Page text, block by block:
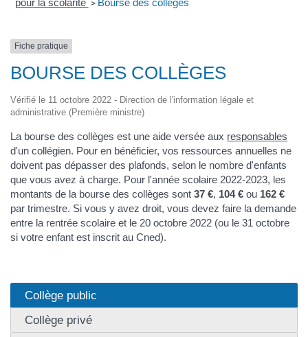
pour la scolarité > Bourse des collèges
Fiche pratique
BOURSE DES COLLÈGES
Vérifié le 11 octobre 2022 - Direction de l'information légale et
administrative (Première ministre)
La bourse des collèges est une aide versée aux responsables
d'un collégien. Pour en bénéficier, vos ressources annuelles ne
doivent pas dépasser des plafonds, selon le nombre d'enfants
que vous avez à charge. Pour l'année scolaire 2022-2023, les
montants de la bourse des collèges sont 37 €, 104 € ou 162 €
par trimestre. Si vous y avez droit, vous devez faire la demande
entre la rentrée scolaire et le 20 octobre 2022 (ou le 31 octobre
si votre enfant est inscrit au Cned).
Collège public
Collège privé